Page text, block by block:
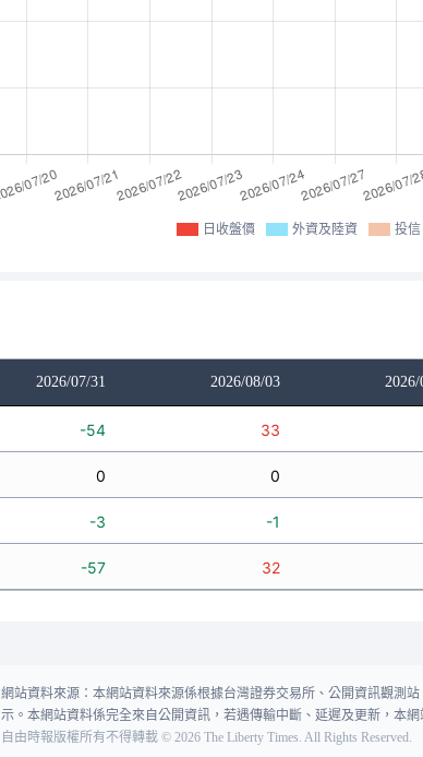
日收盤價 外資及陸資 投信
2026/07/31 2026/08/03 2026/
-54 33
0 0
-3 -1
-57 32
網站資料來源：本網站資料來源係根據台灣證券交易所、公開資訊觀測
示。本網站資料係完全來自公開資訊，若遇傳輸中斷、延遲及更新，本
自由時報版權所有不得轉載 © 2026 The Liberty Times. All Rights Reserved.